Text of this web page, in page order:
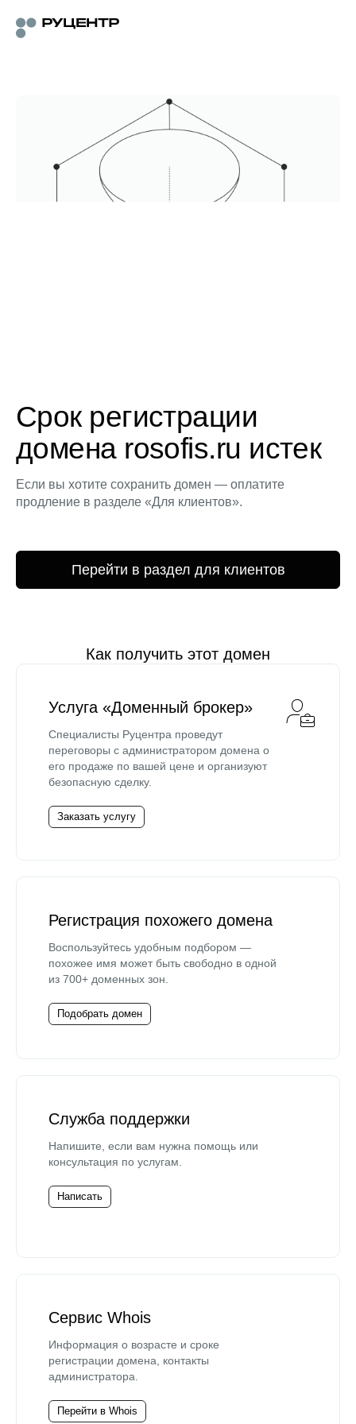
Срок регистрации
домена rosofis.ru истек
Если вы хотите сохранить домен — оплатите
продление в разделе «Для клиентов».
Перейти в раздел для клиентов
Как получить этот домен
Услуга «Доменный брокер»
Специалисты Руцентра проведут
переговоры с администратором домена о
его продаже по вашей цене и организуют
безопасную сделку.
Заказать услугу
Регистрация похожего домена
Воспользуйтесь удобным подбором —
похожее имя может быть свободно в одной
из 700+ доменных зон.
Подобрать домен
Служба поддержки
Напишите, если вам нужна помощь или
консультация по услугам.
Написать
Сервис Whois
Информация о возрасте и сроке
регистрации домена, контакты
администратора.
Перейти в Whois